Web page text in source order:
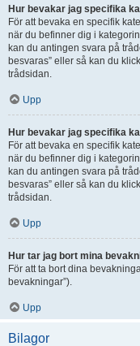
Hur bevakar jag specifika
För att bevaka en specifik
när du befinner dig i
kan du antingen svara på
besvaras” eller så kan du
trådsidan.
Upp
Hur bevakar jag specifika
För att bevaka en specifik
när du befinner dig i
kan du antingen svara på
besvaras” eller så kan du
trådsidan.
Upp
Hur tar jag bort mina
För att ta bort dina
bevakningar”).
Upp
Bilagor